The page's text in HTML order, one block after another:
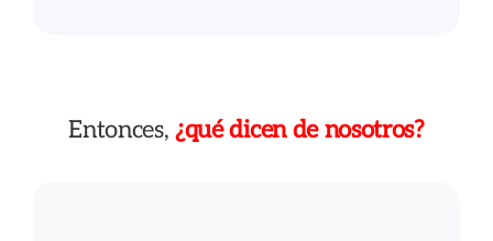
Entonces,¿qué dicen de nosotros?